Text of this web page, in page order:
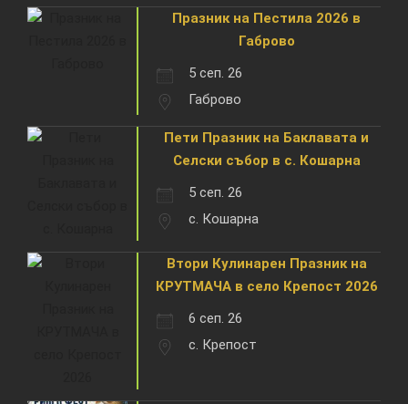
Празник на Пестила 2026 в
Габрово
5 сеп. 26
Габрово
Пети Празник на Баклавата и
Селски събор в с. Кошарна
5 сеп. 26
с. Кошарна
Втори Кулинарен Празник на
КРУТМАЧА в село Крепост 2026
6 сеп. 26
с. Крепост